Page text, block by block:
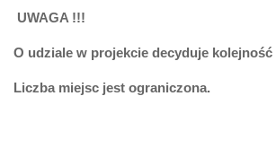
UWAGA !!!
O udziale w projekcie decyduje kolejność
Liczba miejsc jest ograniczona.